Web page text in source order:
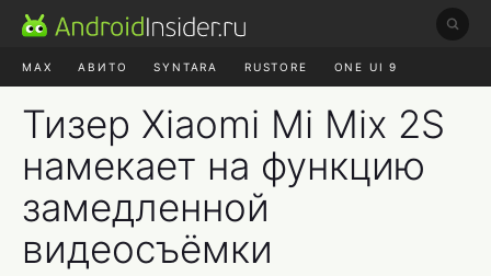
MAX АВИТО SYNTARA RUSTORE ONE UI 9
Тизер Xiaomi Mi Mix 2S
намекает на функцию
замедленной
видеосъёмки